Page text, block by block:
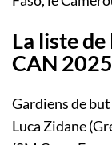
La liste de
CAN 2025
Gardiens de
Luca Zidane